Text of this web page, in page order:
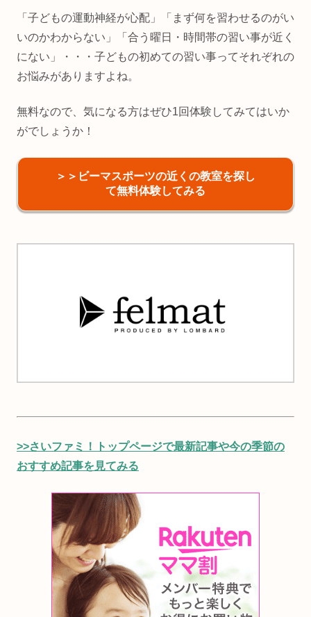
「子どもの運動神経が心配」「まず何を習わせるのがい
いのかわからない」「合う曜日・時間帯の習い事が近く
にない」・・・子どもの初めての習い事ってそれぞれの
お悩みがありますよね。
無料なので、気になる方はぜひ1回体験してみてはいか
がでしょうか！
＞＞ビーマスポーツの近くの教室を探し
て無料体験してみる
>>さいファミ！トップページで最新記事や今の季節の
おすすめ記事を見てみる